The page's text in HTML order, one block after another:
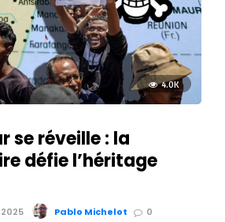
4.0K
se réveille : la
défie l’héritage
Pablo Michelot 0